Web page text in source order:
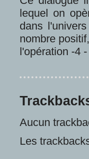
lequel on
dans
nombre
l'opération -4
Aucun
Les